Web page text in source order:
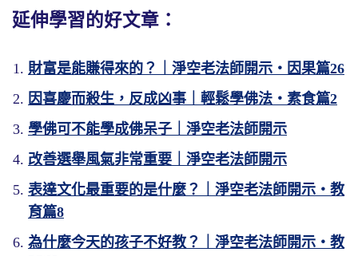
延伸學習的好文章：
財富是能賺得來的？｜淨空老法師開示・因果篇26
因喜慶而殺生，反成凶事｜輕鬆學佛法・素食篇2
學佛可不能學成佛呆子｜淨空老法師開示
改善選舉風氣非常重要｜淨空老法師開示
表達文化最重要的是什麼？｜淨空老法師開示・教
育篇8
為什麼今天的孩子不好教？｜淨空老法師開示・教